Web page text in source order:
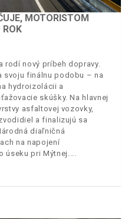
MOTORISTOM
ROK
rodí nový príbeh dopravy.
svoju finálnu podobu – na
hydroizolácii a
skúšky. Na hlavnej
asfaltovej vozovky,
a finalizujú sa
diaľničná
na napojení
úseku pri Mýtnej.